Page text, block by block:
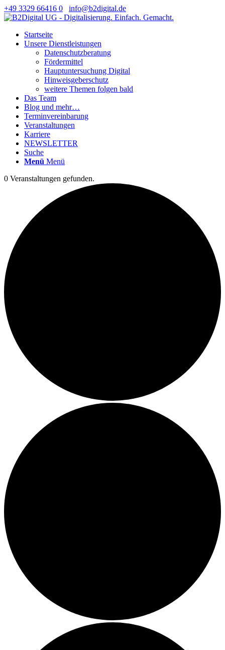
+49 3329 66416 0 info@b2digital.de
Startseite
Unsere Dienstleistungen
Datenschutzberatung
Fördermittel
Hauptuntersuchung Digital
Hinweisgeberschutz
weitere Themen folgen bald
Das Team
Blog und mehr…
Terminvereinbarung
Veranstaltungen
Karriere
NEWSLETTER
Suche
Menü Menü
0 Veranstaltungen gefunden.